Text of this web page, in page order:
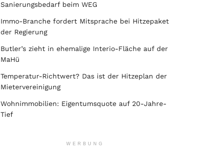
Sanierungsbedarf beim WEG
Immo-Branche fordert Mitsprache bei Hitzepaket
der Regierung
Butler’s zieht in ehemalige Interio-Fläche auf der
MaHü
Temperatur-Richtwert? Das ist der Hitzeplan der
Mietervereinigung
Wohnimmobilien: Eigentumsquote auf 20-Jahre-
Tief
WERBUNG